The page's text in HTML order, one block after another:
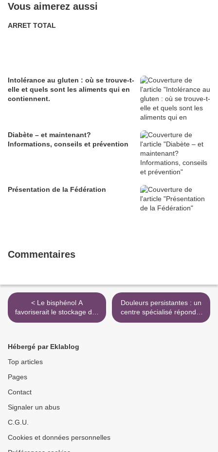
Vous aimerez aussi
ARRET TOTAL
Intolérance au gluten : où se trouve-t-
elle et quels sont les aliments qui en
contiennent.
Diabète – et maintenant?
Informations, conseils et prévention
Présentation de la Fédération
Commentaires
< Le bisphénol A
favoriserait le stockage des
graisses
Douleurs persistantes : un
centre spécialisé répond à
la demande croissante des
Hébergé par Eklablog
Top articles
Pages
Contact
Signaler un abus
C.G.U.
Cookies et données personnelles